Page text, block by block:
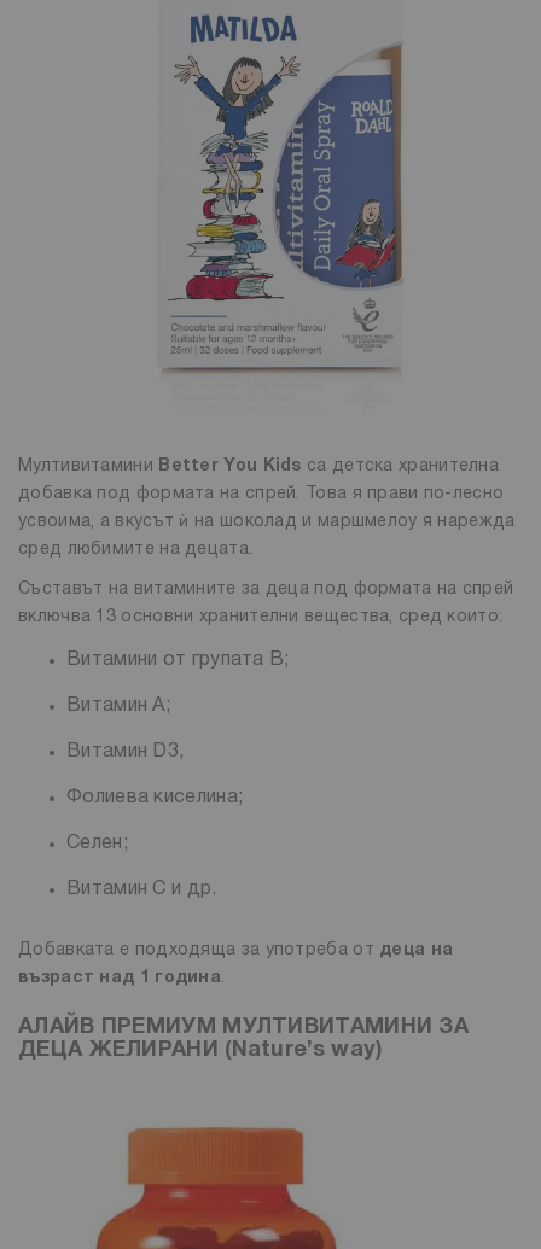
Мултивитамини Better You Kids са детска хранителна
добавка под формата на спрей. Това я прави по-лесно
усвоима, а вкусът ѝ на шоколад и маршмелоу я нарежда
сред любимите на децата.
Съставът на витамините за деца под формата на спрей
включва 13 основни хранителни вещества, сред които:
Витамини от групата В;
Витамин А;
Витамин D3,
Фолиева киселина;
Селен;
Витамин С и др.
Добавката е подходяща за употреба от деца на
възраст над 1 година.
АЛАЙВ ПРЕМИУМ МУЛТИВИТАМИНИ ЗА
ДЕЦА ЖЕЛИРАНИ (Nature’s way)